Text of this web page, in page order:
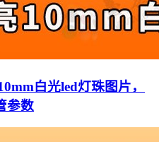
白光led灯珠图片，
参数